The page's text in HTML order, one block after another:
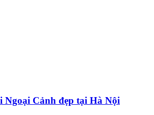
Ngoại Cảnh đẹp tại Hà Nội